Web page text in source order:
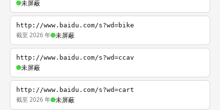
未屏蔽
http://www.baidu.com/s?wd=bike
截至 2026 年 未屏蔽
http://www.baidu.com/s?wd=ccav
未屏蔽
http://www.baidu.com/s?wd=cart
截至 2026 年 未屏蔽